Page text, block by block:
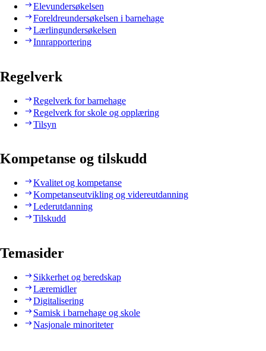
Elevundersøkelsen
Foreldreundersøkelsen i barnehage
Lærlingundersøkelsen
Innrapportering
Regelverk
Regelverk for barnehage
Regelverk for skole og opplæring
Tilsyn
Kompetanse og tilskudd
Kvalitet og kompetanse
Kompetanseutvikling og videreutdanning
Lederutdanning
Tilskudd
Temasider
Sikkerhet og beredskap
Læremidler
Digitalisering
Samisk i barnehage og skole
Nasjonale minoriteter